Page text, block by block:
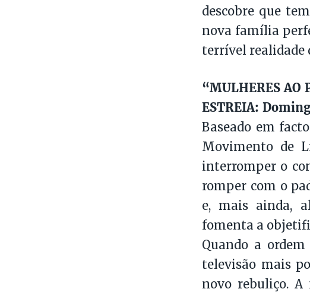
descobre que
nova família
terrível realidade
“MULHERES AO
ESTREIA:
Baseado em
Movimento de
interromper o
romper com o
e, mais ainda,
fomenta a
Quando a
televisão mais
novo rebuliço.